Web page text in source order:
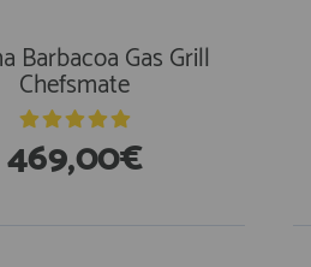
Barbacoa Gas Grill
Chefsmate
469,00€